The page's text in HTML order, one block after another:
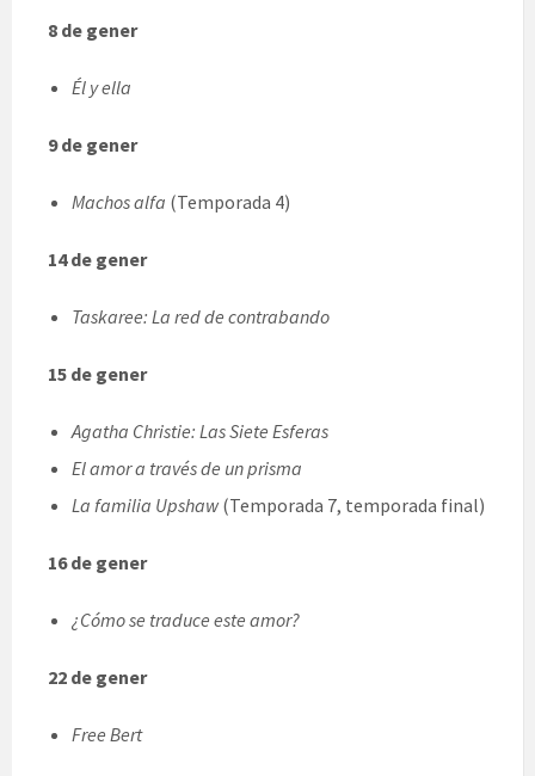
8 de gener
Él y ella
9 de gener
Machos alfa (Temporada 4)
14 de gener
Taskaree: La red de contrabando
15 de gener
Agatha Christie: Las Siete Esferas
El amor a través de un prisma
La familia Upshaw(Temporada 7, temporada final)
16 de gener
¿Cómo se traduce este amor?
22 de gener
Free Bert